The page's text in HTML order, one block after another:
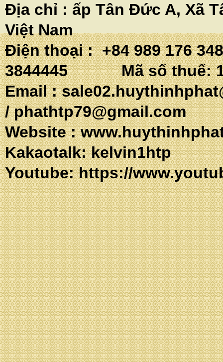
Địa chỉ : ấp Tân Đức A, Xã
Việt Nam
Điện thoại : +84 989 176
3844445 Mã số thuế:
Email :
/phathtp79@gmail.com
Website :
Kakaotalk:
Youtube:https://